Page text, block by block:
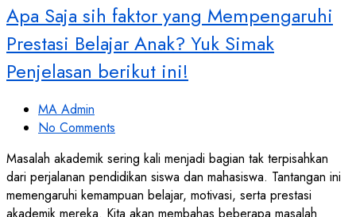
Apa Saja sih faktor yang Mempengaruhi
Prestasi Belajar Anak? Yuk Simak
Penjelasan berikut ini!
MA Admin
No Comments
Masalah akademik sering kali menjadi bagian tak terpisahkan
dari perjalanan pendidikan siswa dan mahasiswa. Tantangan ini
memengaruhi kemampuan belajar, motivasi, serta prestasi